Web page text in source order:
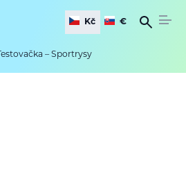
Kč €
Testovačka – Sportrysy